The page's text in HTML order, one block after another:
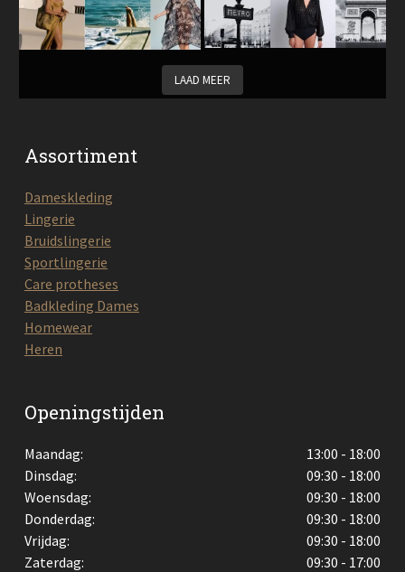
LAAD MEER
Assortiment
Dameskleding
Lingerie
Bruidslingerie
Sportlingerie
Care protheses
Badkleding Dames
Homewear
Heren
Openingstijden
Maandag:
13:00 - 18:00
Dinsdag:
09:30 - 18:00
Woensdag:
09:30 - 18:00
Donderdag:
09:30 - 18:00
Vrijdag:
09:30 - 18:00
Zaterdag:
09:30 - 17:00